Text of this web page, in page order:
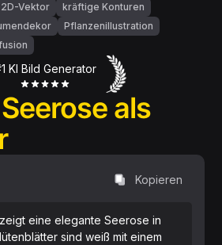
2D-Vektor
kräftige Konturen
Pflanzenillustration
KI Bild Generator
als
Kopieren
eine elegante Seerose in
sind weiß mit einem